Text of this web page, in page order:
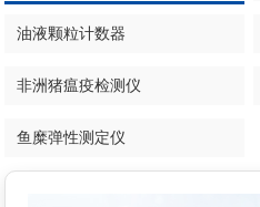
油液颗粒计数器
非洲猪瘟疫检测仪
鱼糜弹性测定仪